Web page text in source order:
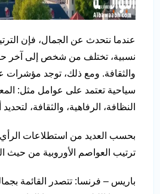
عندما نتحدث عن الجمال، فإن
نسبية، تختلف من شخص إلى آخر
والثقافة. ومع ذلك، توجد مؤشرات
سياحية تعتمد على عوامل مثل:
النظافة، الرفاهية، والثقافة،
بحسب العديد من استطلاعات
ترتيب العواصم الأوروبية من حيث
باريس – فرنسا: تتصدر القائمة